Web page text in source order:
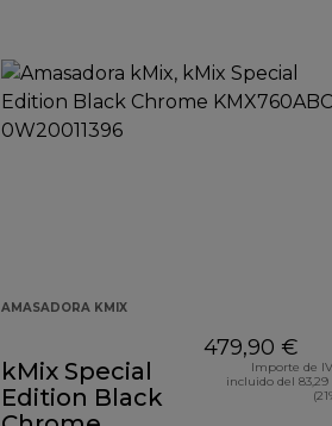
AMASADORA KMIX
kMix Special
Edition Black
479,90 €
Importe de
incluido del